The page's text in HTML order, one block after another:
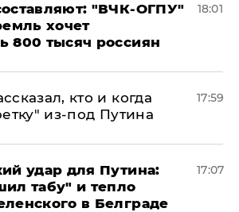
"ВЧК-ОГПУ"
хочет
800 тысяч россиян
18:01
кто и когда
из-под Путина
17:59
удар для Путина:
табу" и тепло
в Белграде
17:07